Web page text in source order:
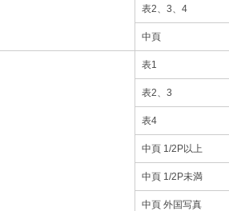
表2、3、4
中頁
表1
表2、3
表4
中頁 1/2P以上
中頁 1/2P未満
中頁 外国写真